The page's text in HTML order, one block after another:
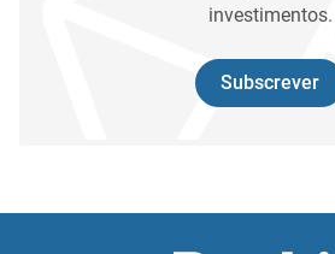
investimentos.
Subscrever